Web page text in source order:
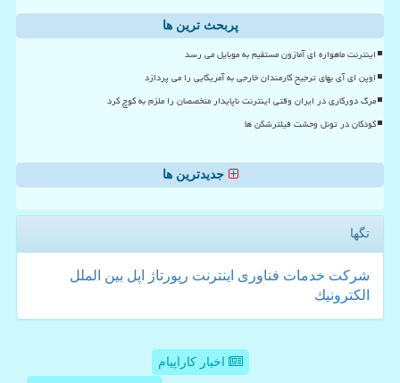
پربحث ترین ها
اینترنت ماهواره ای آمازون مستقیم به موبایل می رسد
اوپن ای آی بهای ترجیح کارمندان خارجی به آمریکایی را می پردازد
مرگ دورکاری در ایران وقتی اینترنت ناپایدار متخصصان را ملزم به کوچ کرد
کودکان در تونل وحشت فیلترشکن ها
جدیدترین ها
تگها
شركت خدمات فناوری اینترنت رپورتاژ اپل بین الملل
الكترونیك
اخبار کاراپیام